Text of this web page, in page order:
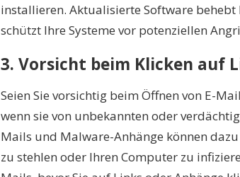
installieren. Aktualisierte Software
schützt Ihre Systeme vor potenziellen
3. Vorsicht beim Klicken auf
Seien Sie vorsichtig beim Öffnen von E-
wenn sie von unbekannten oder
Mails und Malware-Anhänge können
zu stehlen oder Ihren Computer zu